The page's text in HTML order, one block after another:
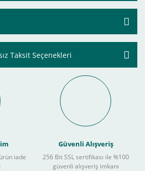
Taksit Seçenekleri
iade
Güvenli Alışveriş
256 Bit SSL sertifikası ile %100
güvenli alışveriş imkanı